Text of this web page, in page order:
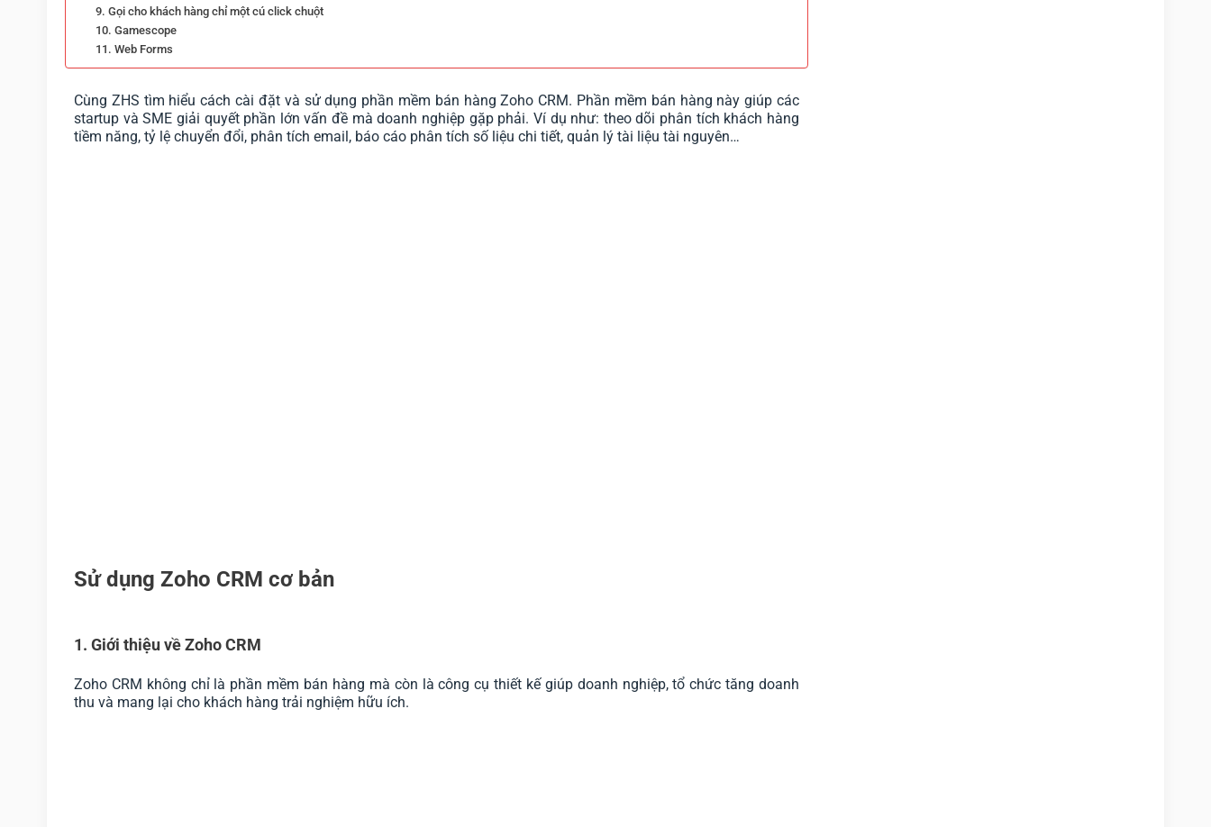
9. Gọi cho khách hàng chỉ một cú click chuột
10. Gamescope
11. Web Forms
Cùng ZHS tìm hiểu cách cài đặt và sử dụng phần mềm bán hàng Zoho CRM. Phần mềm bán hàng này giúp các
startup và SME giải quyết phần lớn vấn đề mà doanh nghiệp gặp phải. Ví dụ như: theo dõi phân tích khách hàng
tiềm năng, tỷ lệ chuyển đổi, phân tích email, báo cáo phân tích số liệu chi tiết, quản lý tài liệu tài nguyên…
Sử dụng Zoho CRM cơ bản
1. Giới thiệu về Zoho CRM
Zoho CRM không chỉ là phần mềm bán hàng mà còn là công cụ thiết kế giúp doanh nghiệp, tổ chức tăng doanh
thu và mang lại cho khách hàng trải nghiệm hữu ích.